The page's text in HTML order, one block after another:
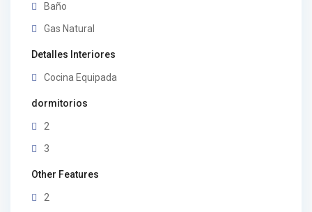
Baño
Gas Natural
Detalles Interiores
Cocina Equipada
dormitorios
2
3
Other Features
2